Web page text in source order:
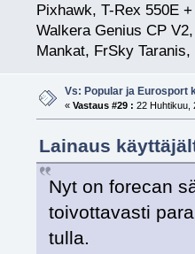
Pixhawk, T-Rex 550E
Walkera Genius CP
Mankat, FrSky
Vs: Popular ja Eurosport
« Vastaus #29 : 22 Huhtikuu,
Lainaus
Nyt on forecan
toivottavasti
tulla.